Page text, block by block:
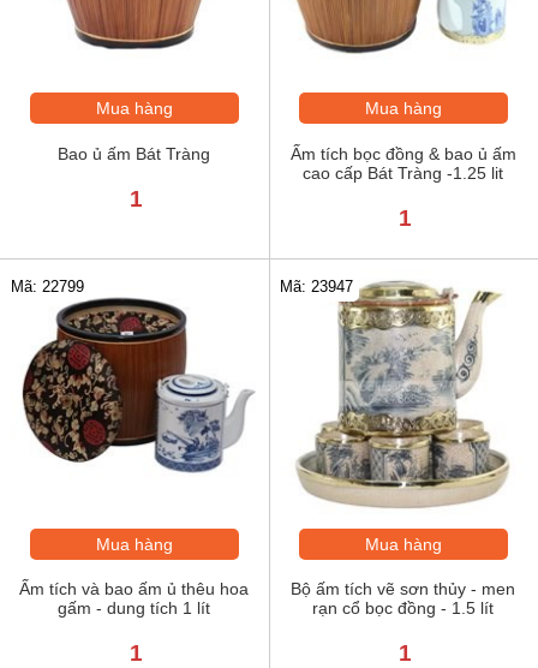
Mua hàng
Bao ủ ấm Bát Tràng
1
Mua hàng
Ấm tích bọc đồng & bao ủ ấm
cao cấp Bát Tràng -1.25 lit
1
Mã: 22799
Mua hàng
Ấm tích và bao ấm ủ thêu hoa
gấm - dung tích 1 lít
1
Mã: 23947
Mua hàng
Bộ ấm tích vẽ sơn thủy - men
rạn cổ bọc đồng - 1.5 lít
1